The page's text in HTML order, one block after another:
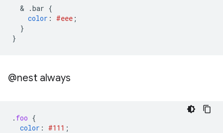
  &
.bar {
color : #eee ;
}
}
@nest always
. foo {
color : #111 ;